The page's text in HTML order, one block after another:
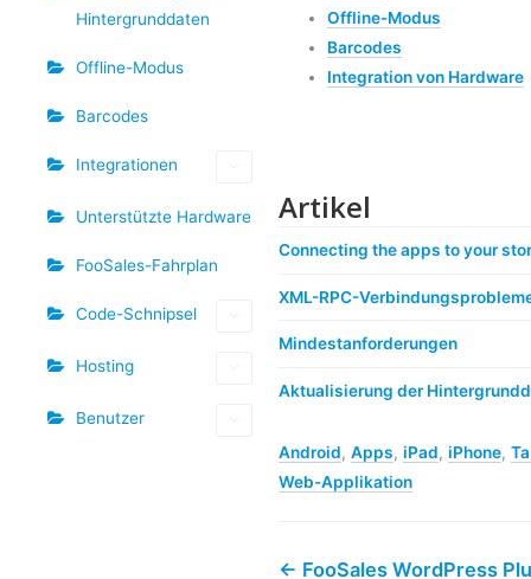
Hintergrunddaten
Offline-Modus
Barcodes
Integrationen
Unterstützte Hardware
FooSales-Fahrplan
Code-Schnipsel
Hosting
Benutzer
Offline-Modus
Barcodes
Integration von Hardware
Artikel
Connecting the apps to your
XML-RPC-
Mindestanforderungen
Aktualisierung der
Android, Apps, iPad, iPhone,
Web-Applikation
← FooSales WordPress